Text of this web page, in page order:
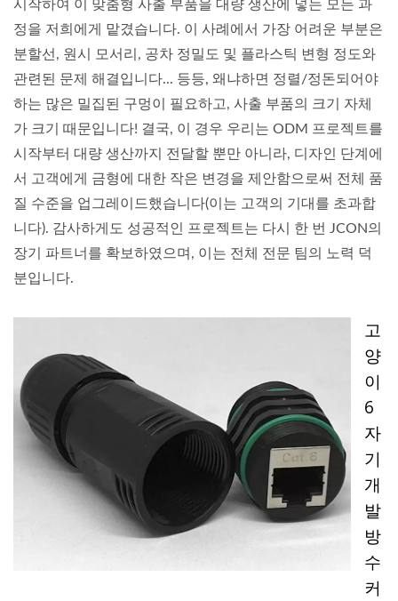
시작하여 이 맞춤형 사출 부품을 대량 생산에 넣는 모든 과
정을 저희에게 맡겼습니다. 이 사례에서 가장 어려운 부분은
분할선, 원시 모서리, 공차 정밀도 및 플라스틱 변형 정도와
관련된 문제 해결입니다... 등등, 왜냐하면 정렬/정돈되어야
하는 많은 밀집된 구멍이 필요하고, 사출 부품의 크기 자체
가 크기 때문입니다! 결국, 이 경우 우리는 ODM 프로젝트를
시작부터 대량 생산까지 전달할 뿐만 아니라, 디자인 단계에
서 고객에게 금형에 대한 작은 변경을 제안함으로써 전체 품
질 수준을 업그레이드했습니다(이는 고객의 기대를 초과합
니다). 감사하게도 성공적인 프로젝트는 다시 한 번 JCON의
장기 파트너를 확보하였으며, 이는 전체 전문 팀의 노력 덕
분입니다.
고
양
이
6
자
기
개
발
방
수
커